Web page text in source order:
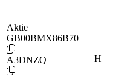
Aktie
GB00BMX86B70
A3DNZQ H